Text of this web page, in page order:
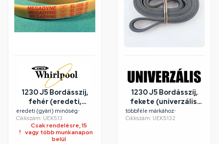
1230 J5 Bordásszíj,
fehér (eredeti,
MEGADYNE)
WHIRLPOOL
mosógép
eredeti (gyári) minőség•
Cikkszám: UEK513
Csak rendelésre, 15
vagy több munkanapon
belül
1230 J5 Bordásszíj,
fekete (univerzális,
HUTCHINSON)
mosógép /
többféle márkához•
Cikkszám: UEK5132